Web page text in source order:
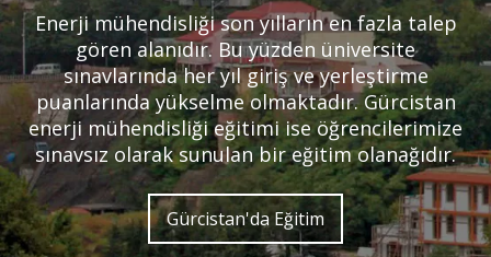
Enerji mühendisliği son yılların en fazla talep
gören alanıdır. Bu yüzden üniversite
sınavlarında her yıl giriş ve yerleştirme
puanlarında yükselme olmaktadır. Gürcistan
enerji mühendisliği eğitimi ise öğrencilerimize
sınavsız olarak sunulan bir eğitim olanağıdır.
Gürcistan'da Eğitim